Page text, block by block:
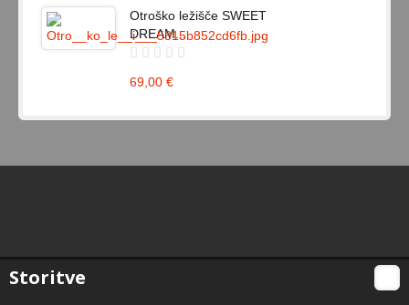
Otroško ležišče SWEET
DREAM...
69,00 €
Storitve